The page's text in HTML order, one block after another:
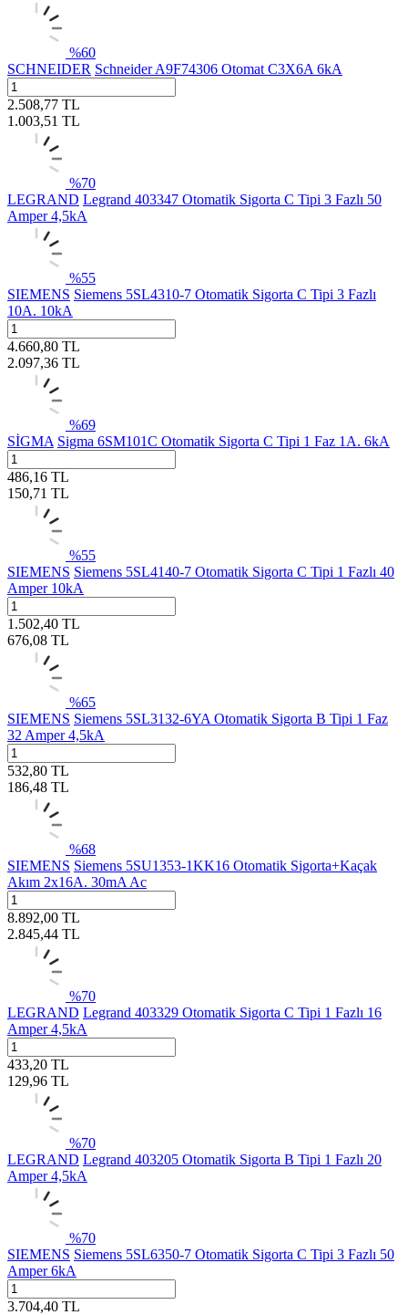
%60
SCHNEIDER Schneider A9F74306 Otomat C3X6A 6kA
2.508,77 TL
1.003,51 TL
%70
LEGRAND Legrand 403347 Otomatik Sigorta C Tipi 3 Fazlı 50
Amper 4,5kA
%55
SIEMENS Siemens 5SL4310-7 Otomatik Sigorta C Tipi 3 Fazlı
10A. 10kA
4.660,80 TL
2.097,36 TL
%69
SİGMA Sigma 6SM101C Otomatik Sigorta C Tipi 1 Faz 1A. 6kA
486,16 TL
150,71 TL
%55
SIEMENS Siemens 5SL4140-7 Otomatik Sigorta C Tipi 1 Fazlı 40
Amper 10kA
1.502,40 TL
676,08 TL
%65
SIEMENS Siemens 5SL3132-6YA Otomatik Sigorta B Tipi 1 Faz
32 Amper 4,5kA
532,80 TL
186,48 TL
%68
SIEMENS Siemens 5SU1353-1KK16 Otomatik Sigorta+Kaçak
Akım 2x16A. 30mA Ac
8.892,00 TL
2.845,44 TL
%70
LEGRAND Legrand 403329 Otomatik Sigorta C Tipi 1 Fazlı 16
Amper 4,5kA
433,20 TL
129,96 TL
%70
LEGRAND Legrand 403205 Otomatik Sigorta B Tipi 1 Fazlı 20
Amper 4,5kA
%70
SIEMENS Siemens 5SL6350-7 Otomatik Sigorta C Tipi 3 Fazlı 50
Amper 6kA
3.704,40 TL